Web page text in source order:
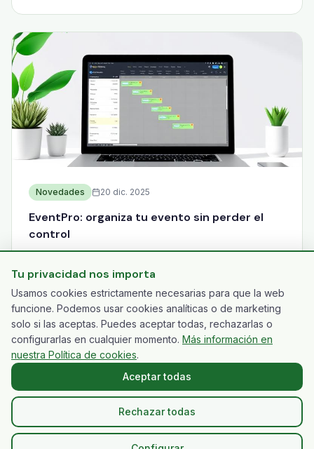
Novedades 20 dic. 2025
EventPro: organiza tu evento sin perder el
control
Un sistema de gestión de tareas diseñado
específicamente para equipos organizadores de
eventos y congresos.
Leer más
© 2026 AC Congresos - CongresSolutions. Todos los
derechos reservados.
Tu privacidad nos importa
Usamos cookies estrictamente necesarias para que la web
funcione. Podemos usar cookies analíticas o de marketing
solo si las aceptas. Puedes aceptar todas, rechazarlas o
configurarlas en cualquier momento. Más información en
nuestra Política de cookies.
Aceptar todas
Rechazar todas